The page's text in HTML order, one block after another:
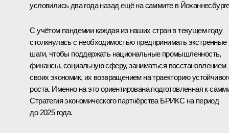
условились два года назад ещё на саммите в
С учётом пандемии каждая из наших стран в текущем году
столкнулась с необходимостью предпринимать экстренные
шаги, чтобы поддержать национальные промышленность,
финансы, социальную сферу, заниматься восстановлением
своих экономик, их возвращением на траекторию
роста. Именно на это ориентирована подготовленная к
Стратегия экономического партнёрства БРИКС на период
до 2025 года.